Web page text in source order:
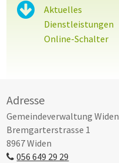
Sidebar
Aktuelles
Dienstleistungen
Online-Schalter
Footer
Adresse
Gemeindeverwaltung Widen
Bremgarterstrasse 1
8967 Widen
056 649 29 29